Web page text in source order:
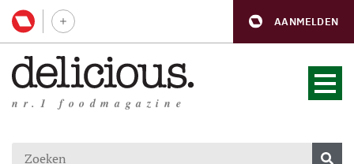
AANMELDEN
nr.1 foodmagazine